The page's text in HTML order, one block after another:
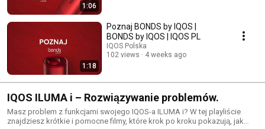
1:06
1:18
Poznaj BONDS by IQOS |
BONDS by IQOS | IQOS PL
IQOS Polska
102 views
4 weeks ago
IQOS ILUMA i – Rozwiązywanie problemów.
Masz problem z funkcjami swojego IQOS-a ILUMA i? W tej playliście
znajdziesz krótkie i pomocne filmy, które krok po kroku pokazują, jak